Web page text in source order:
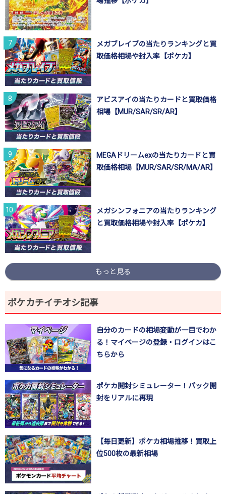
メガブレイブの当たりランキングと買
取価格相場や封入率【ポケカ】
アビスアイの当たりカードと買取価格
相場【MUR/SAR/SR/AR】
MEGAドリームexの当たりカードと買
取価格相場【MUR/SAR/SR/MA/AR】
メガシンフォニアの当たりランキング
と買取価格相場や封入率【ポケカ】
もっと見る
ポケカチイチオシ記事
自分のカードの相場変動が一目でわか
る！マイページの登録・ログインはこ
ちらから
ポケカ開封シミュレーター！パック開
封をリアルに再現
【毎日更新】ポケカ相場推移！買取上
位500枚の最新相場